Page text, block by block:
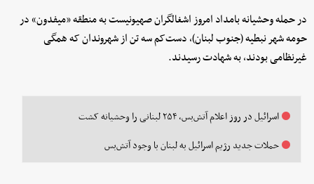
در حمله وحشیانه بامداد امروز اشغالگران صهیونیست به منطقه «میفدون» در
حومه شهر نبطیه (جنوب لبنان)، دست‌کم سه تن از شهروندان که همگی
غیرنظامی بودند، به شهادت رسیدند.
اسرائیل در روز اعلام آتش‌بس، ۲۵۴ لبنانی را وحشیانه کشت
حملات جدید رژیم اسرائیل به لبنان با وجود آتش‌بس